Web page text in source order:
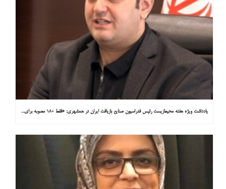
یادداشت ویژه هفته محیط‌زیست رئیس فدراسیون صنایع بازیافت ایران در همشهری: «فقط ۱۸۰ مصوبه برای خارج کردن خودروهای فرسوده از خیابان‌ها»